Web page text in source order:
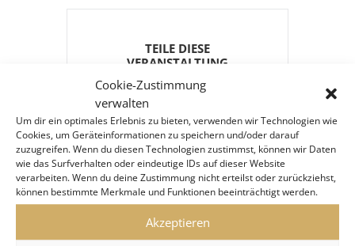
Cookie-Zustimmung
verwalten
Um dir ein optimales Erlebnis zu bieten, verwenden wir Technologien wie
Cookies, um Geräteinformationen zu speichern und/oder darauf
zuzugreifen. Wenn du diesen Technologien zustimmst, können wir Daten
wie das Surfverhalten oder eindeutige IDs auf dieser Website
verarbeiten. Wenn du deine Zustimmung nicht erteilst oder zurückziehst,
können bestimmte Merkmale und Funktionen beeinträchtigt werden.
Akzeptieren
TEILE DIESE
VERANSTALTUNG